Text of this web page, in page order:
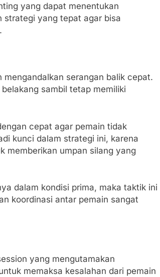
yang dapat menentukan
strategi yang tepat agar bisa
serangan balik cepat.
sambil tetap memiliki
cepat agar pemain tidak
kunci dalam strategi ini, karena
memberikan umpan silang yang
dalam kondisi prima, maka taktik ini
koordinasi antar pemain sangat
yang mengutamakan
memaksa kesalahan dari pemain